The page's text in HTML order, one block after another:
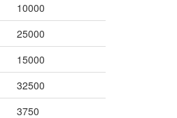
10000
25000
15000
32500
3750